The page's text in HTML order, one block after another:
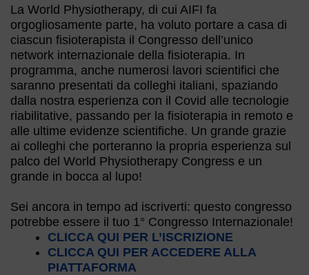
La World Physiotherapy, di cui AIFI fa
orgogliosamente parte, ha voluto portare a casa di
ciascun fisioterapista il Congresso dell’unico
network internazionale della fisioterapia. In
programma, anche numerosi lavori scientifici che
saranno presentati da colleghi italiani, spaziando
dalla nostra esperienza con il Covid alle tecnologie
riabilitative, passando per la fisioterapia in remoto e
alle ultime evidenze scientifiche. Un grande grazie
ai colleghi che porteranno la propria esperienza sul
palco del World Physiotherapy Congress e un
grande in bocca al lupo!
Sei ancora in tempo ad iscriverti: questo congresso
potrebbe essere il tuo 1° Congresso Internazionale!
CLICCA QUI PER L’ISCRIZIONE
CLICCA QUI PER ACCEDERE ALLA
PIATTAFORMA